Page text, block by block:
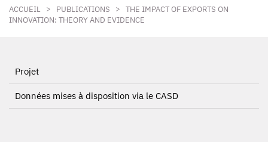
ACCUEIL > PUBLICATIONS > THE IMPACT OF EXPORTS ON
INNOVATION: THEORY AND EVIDENCE
Projet
Données mises à disposition via le CASD